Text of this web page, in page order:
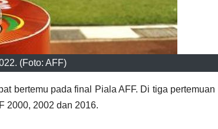
(Foto: AFF)
bertemu pada final Piala AFF. Di tiga pertemuan
2000, 2002 dan 2016.